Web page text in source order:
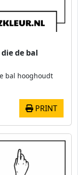
de bal
bal hooghoudt
PRINT